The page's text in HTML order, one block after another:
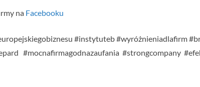
na Facebooku
#instytuteb #wyróżnieniadlafirm
#mocnafirmagodnazaufania #strongcompany